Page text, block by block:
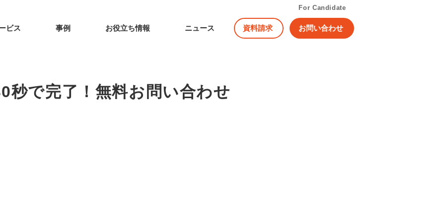
For Candidate
ビス 事例 お役立ち情報 ニュース 資料請求 お問い合わせ
秒で完了！無料お問い合わせ